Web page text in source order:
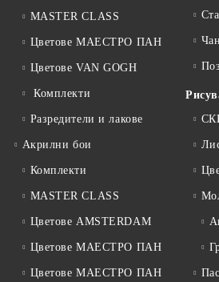
MASTER CLASS
Цветове МАЕСТРО ПАН
Цветове VAN GOGH
Комплекти
Разредители и лакове
Акрилни бои
Комплекти
MASTER CLASS
Цветове AMSTERDAM
Цветове МАЕСТРО ПАН
Цветове МАЕСТРО ПАН